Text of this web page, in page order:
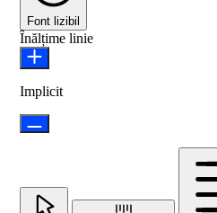
Font lizibil
Înălțime linie
Implicit